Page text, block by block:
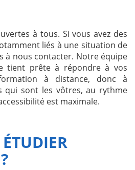
à tous. Si vous avez des
liés à une situation de
à nous contacter. Notre équipe
tient prête à répondre à vos
à distance, donc à
qui sont les vôtres, au rythme
est maximale.